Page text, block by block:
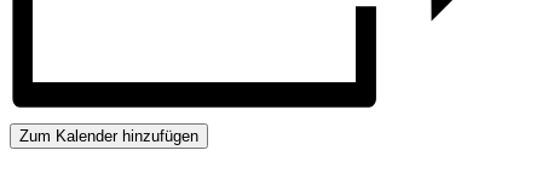
Zum Kalender hinzufügen